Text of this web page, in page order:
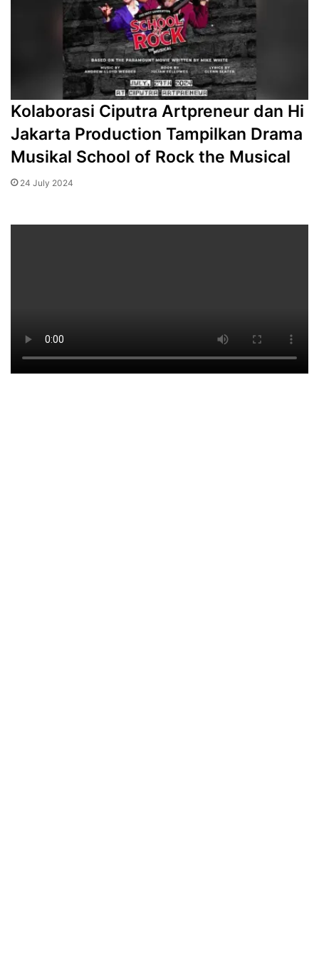
Kolaborasi Ciputra Artpreneur dan Hi
Jakarta Production Tampilkan Drama
Musikal School of Rock the Musical
24 July 2024